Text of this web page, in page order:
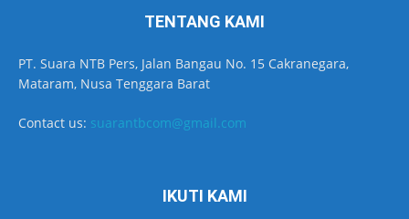
TENTANG KAMI
PT. Suara NTB Pers, Jalan Bangau No. 15 Cakranegara,
Mataram, Nusa Tenggara Barat
Contact us: suarantbcom@gmail.com
IKUTI KAMI